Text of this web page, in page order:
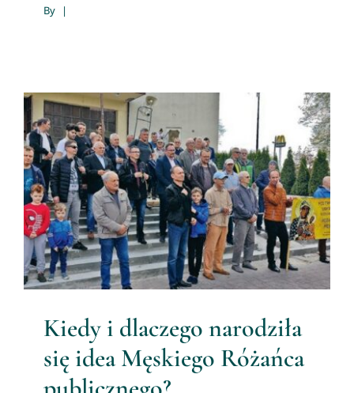
By |
Kiedy i dlaczego narodziła się
idea Męskiego Różańca
publicznego?
Męski Różaniec
Kiedy i dlaczego narodziła
się idea Męskiego Różańca